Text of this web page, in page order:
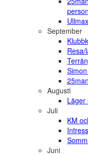
September
Augusti
Läger
Juli
KM
Juni